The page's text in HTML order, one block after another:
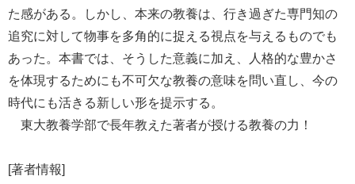
た感がある。しかし、本来の教養は、行き過ぎた専門知の
追究に対して物事を多角的に捉える視点を与えるものでも
あった。本書では、そうした意義に加え、人格的な豊かさ
を体現するためにも不可欠な教養の意味を問い直し、今の
時代にも活きる新しい形を提示する。
東大教養学部で長年教えた著者が授ける教養の力！
[著者情報]